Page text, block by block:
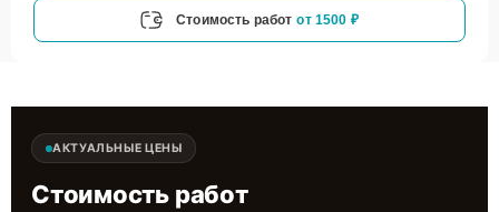
Стоимость работ от 1500 ₽
АКТУАЛЬНЫЕ ЦЕНЫ
Стоимость работ